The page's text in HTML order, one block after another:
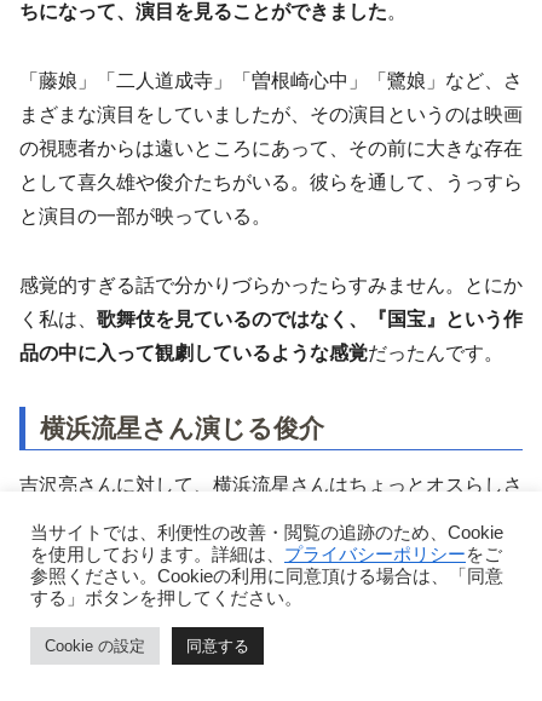
ちになって、演目を見ることができました。
「藤娘」「二人道成寺」「曽根崎心中」「鷺娘」など、さ
まざまな演目をしていましたが、その演目というのは映画
の視聴者からは遠いところにあって、その前に大きな存在
として喜久雄や俊介たちがいる。彼らを通して、うっすら
と演目の一部が映っている。
感覚的すぎる話で分かりづらかったらすみません。とにか
く私は、 歌舞伎を見ているのではなく、『国宝』という作
品の中に入って観劇しているような感覚だったんです。
横浜流星さん演じる俊介
吉沢亮さんに対して、横浜流星さんはちょっとオスらしさ
が残っているというか、
喜久雄とは対照的な陽の雰囲気
感じました。ちょっと強すぎる感じ？
いう人だったのだろうと思います。
当サイトでは、利便性の改善・閲覧の追跡のため、Cookie
を使用しております。詳細は、 プライバシーポリシーをご
参照ください。Cookieの利用に同意頂ける場合は、「同意
する」ボタンを押してください。
Cookie の設定 同意する